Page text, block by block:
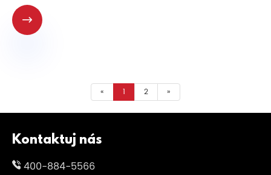

« 1 2 »
Kontaktuj nás
400-884-5566